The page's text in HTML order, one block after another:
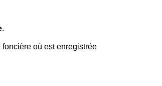
.
où est enregistrée